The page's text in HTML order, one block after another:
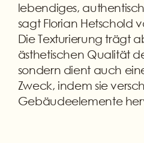
lebendiges,
sagt Florian Hetschold
Die Texturierung trägt
ästhetischen Qualität
sondern dient auch
Zweck, indem sie
Gebäudeelemente